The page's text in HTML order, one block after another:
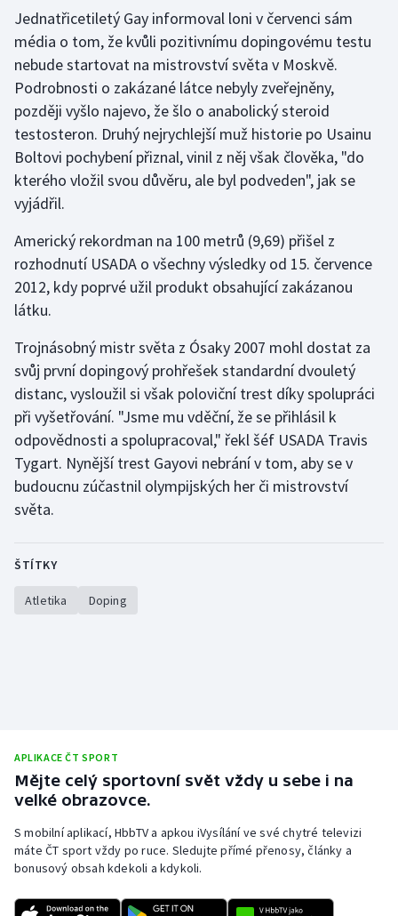
Futsal
Golf
Gymnastika
Házená
Jezdectví
Judo
Krasobruslení
Lyže a snowboard
Moderní pětiboj
Motorsport
Olympijské hry
Rychlostní kanoistika
Short track
Sportovní střelba
Jednatřicetiletý Gay informoval loni v červenci sám
média o tom, že kvůli pozitivnímu dopingovému testu
nebude startovat na mistrovství světa v Moskvě.
Podrobnosti o zakázané látce nebyly zveřejněny,
později vyšlo najevo, že šlo o anabolický steroid
testosteron. Druhý nejrychlejší muž historie po Usainu
Boltovi pochybení přiznal, vinil z něj však člověka, "do
kterého vložil svou důvěru, ale byl podveden", jak se
vyjádřil.
Americký rekordman na 100 metrů (9,69) přišel z
rozhodnutí USADA o všechny výsledky od 15. července
2012, kdy poprvé užil produkt obsahující zakázanou
látku.
Trojnásobný mistr světa z Ósaky 2007 mohl dostat za
svůj první dopingový prohřešek standardní dvouletý
distanc, vysloužil si však poloviční trest díky spolupráci
při vyšetřování. "Jsme mu vděční, že se přihlásil k
odpovědnosti a spolupracoval," řekl šéf USADA Travis
Tygart. Nynější trest Gayovi nebrání v tom, aby se v
budoucnu zúčastnil olympijských her či mistrovství
světa.
ŠTÍTKY
Atletika Doping
APLIKACE ČT SPORT
Mějte celý sportovní svět vždy u sebe i na
velké obrazovce.
S mobilní aplikací, HbbTV a apkou iVysílání ve své chytré televizi
máte ČT sport vždy po ruce. Sledujte přímé přenosy, články a
bonusový obsah kdekoli a kdykoli.